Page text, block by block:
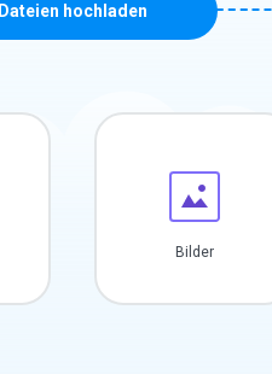
Dateien hochladen
Bilder